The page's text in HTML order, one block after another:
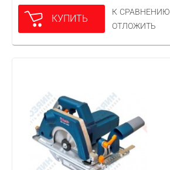
КУПИТЬ
К СРАВНЕНИЮ
ОТЛОЖИТЬ